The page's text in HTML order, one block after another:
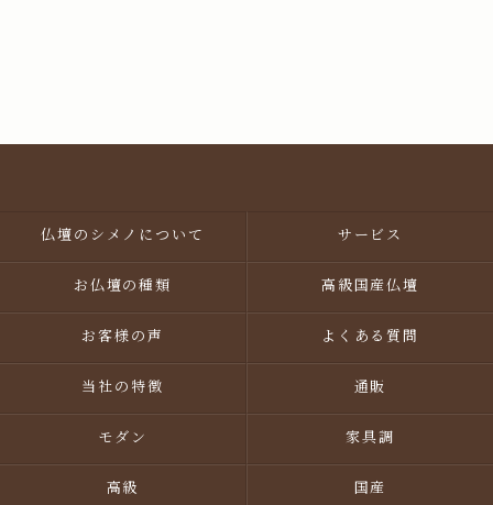
仏壇のシメノについて サービス
お仏壇の種類 高級国産仏壇
お客様の声 よくある質問
当社の特徴 通販
モダン 家具調
高級 国産